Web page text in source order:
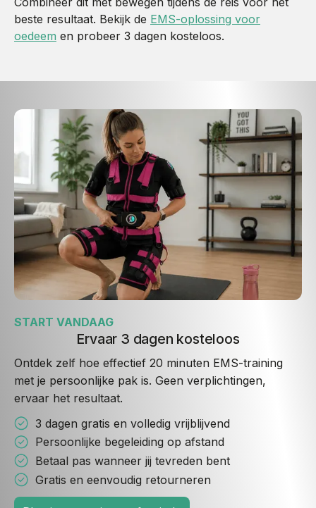
beste resultaat. Bekijk de EMS-oplossing voor
oedeem en probeer 3 dagen kosteloos.
START VANDAAG
Ervaar 3 dagen kosteloos
Ontdek zelf hoe effectief 20 minuten EMS-training
met je persoonlijke pak is. Geen verplichtingen,
ervaar het resultaat.
3 dagen gratis en volledig vrijblijvend
Persoonlijke begeleiding op afstand
Betaal pas wanneer jij tevreden bent
Gratis en eenvoudig retourneren